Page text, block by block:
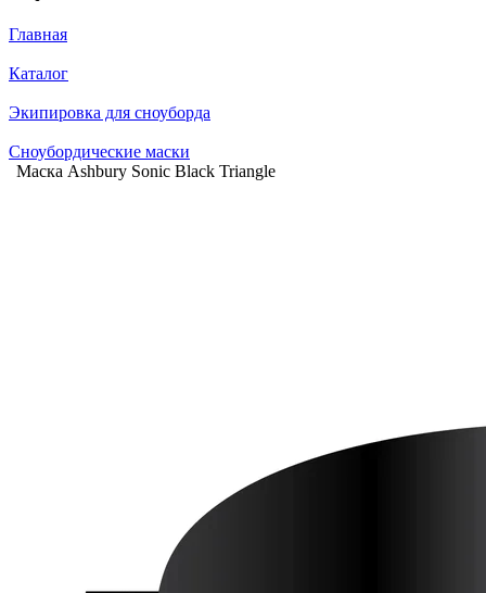
Главная
Каталог
Экипировка для сноуборда
Сноубордические маски
Маска Ashbury Sonic Black Triangle